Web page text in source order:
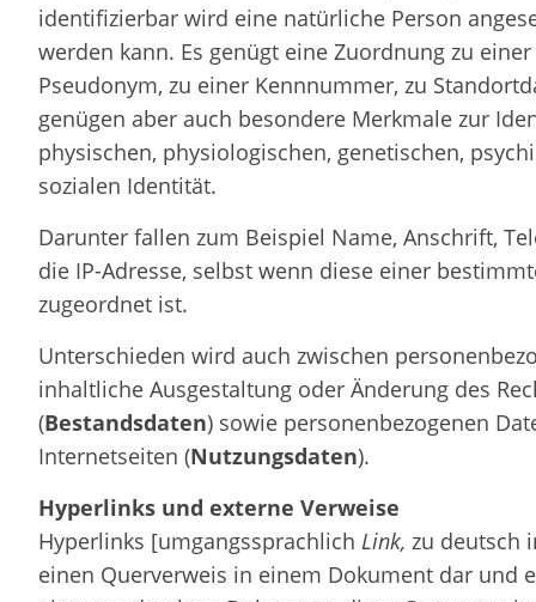
identifizierbar wird eine natürliche Person
werden kann. Es genügt eine Zuordnung zu
Pseudonym, zu einer Kennnummer, zu
genügen aber auch besondere Merkmale zur
physischen, physiologischen, genetischen,
sozialen Identität.
Darunter fallen zum Beispiel Name, Anschrift,
die IP-Adresse, selbst wenn diese einer
zugeordnet ist.
Unterschieden wird auch zwischen
inhaltliche Ausgestaltung oder Änderung des
(Bestandsdaten) sowie personenbezogenen
Internetseiten (Nutzungsdaten).
Hyperlinks und externe Verweise
Hyperlinks [umgangssprachlichLink,zu deutsch
einen Querverweis in einem Dokument dar und